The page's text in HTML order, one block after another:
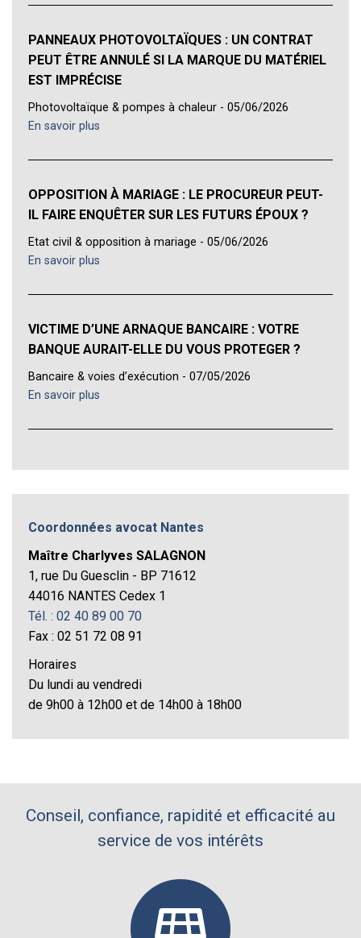
PANNEAUX PHOTOVOLTAÏQUES : UN CONTRAT
PEUT ÊTRE ANNULÉ SI LA MARQUE DU MATÉRIEL
EST IMPRÉCISE
Photovoltaïque & pompes à chaleur - 05/06/2026
En savoir plus
OPPOSITION À MARIAGE : LE PROCUREUR PEUT-
IL FAIRE ENQUÊTER SUR LES FUTURS ÉPOUX ?
Etat civil & opposition à mariage - 05/06/2026
En savoir plus
VICTIME D’UNE ARNAQUE BANCAIRE : VOTRE
BANQUE AURAIT-ELLE DU VOUS PROTEGER ?
Bancaire & voies d’exécution - 07/05/2026
En savoir plus
Coordonnées avocat Nantes
Maître Charlyves SALAGNON
1, rue Du Guesclin - BP 71612
44016 NANTES Cedex 1
Tél. : 02 40 89 00 70
Fax : 02 51 72 08 91
Horaires
Du lundi au vendredi
de 9h00 à 12h00 et de 14h00 à 18h00
Conseil, confiance, rapidité et efficacité au
service de vos intérêts